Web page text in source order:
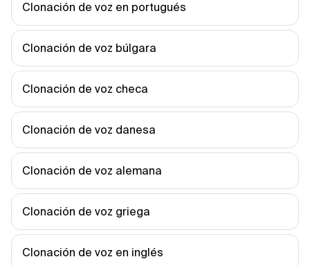
Clonación de voz en portugués
Clonación de voz búlgara
Clonación de voz checa
Clonación de voz danesa
Clonación de voz alemana
Clonación de voz griega
Clonación de voz en inglés